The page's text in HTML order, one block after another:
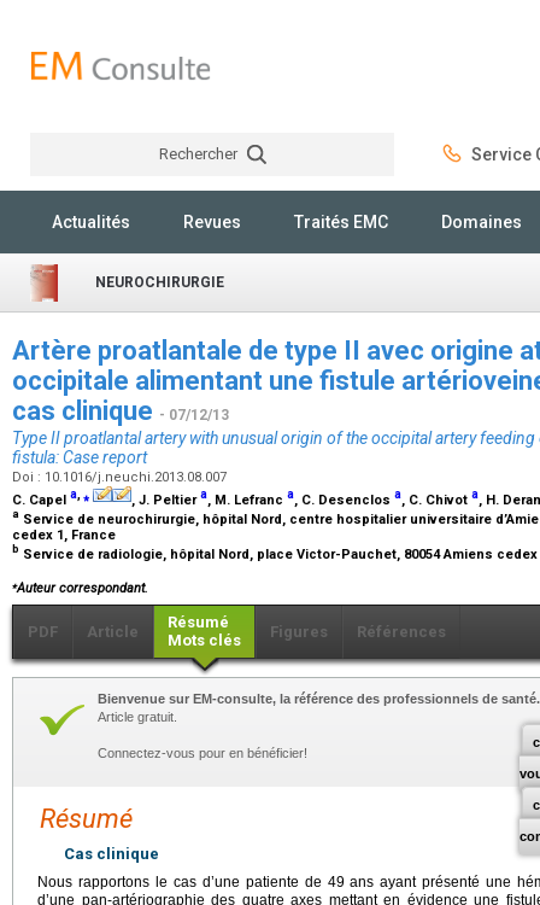
Rechercher Service
Actualités Revues Traités EMC Domaines
NEUROCHIRURGIE
Artère proatlantale de type II avec origine
occipitale alimentant une fistule
cas clinique - 07/12/13
Type II proatlantal artery with unusual origin of the occipital artery
fistula: Case report
Doi : 10.1016/j.neuchi.2013.08.007
C. Capel a,⁎ , J. Peltiera, M. Lefranc a, C. Desenclos a, C. Chivot a, H.
a Service de neurochirurgie, hôpital Nord, centre hospitalier universitaire
cedex 1, France
b Service de radiologie, hôpital Nord, place Victor-Pauchet, 80054 Amiens
⁎Auteur correspondant.
PDF Article
Résumé
Mots clés
Figures Références
Bienvenue sur EM-consulte, la référence des professionnels de santé.
Article gratuit.
Connectez-vous pour en bénéficier!
Résumé
Cas clinique
Nous rapportons le cas d’une patiente de 49 ans ayant présenté une
d’une pan-artériographie des quatre axes mettant en évidence une